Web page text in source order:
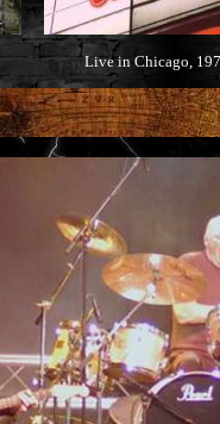
Live in Chicago,